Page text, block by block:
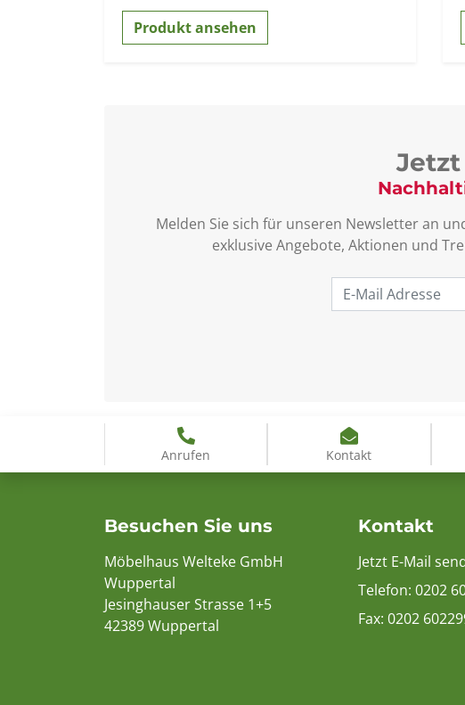
Produkt ansehen
Melden Sie sich für unseren Newsletter an
exklusive Angebote, Aktionen und
Anrufen Kontakt
Besuchen Sie uns
Möbelhaus Welteke GmbH
Wuppertal
Jesinghauser Strasse 1+5
42389 Wuppertal
Kontakt
Jetzt E-Mail
Telefon: 0202
Fax: 0202